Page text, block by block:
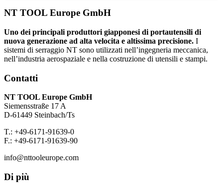
NT TOOL Europe GmbH
Uno dei principali produttori giapponesi di portautensili di
nuova generazione ad alta velocita e altissima precisione. I
sistemi di serraggio NT sono utilizzati nell’ingegneria meccanica,
nell’industria aerospaziale e nella costruzione di utensili e stampi.
Contatti
NT TOOL Europe GmbH
Siemensstraße 17 A
D-61449 Steinbach/Ts
T.: +49-6171-91639-0
F.: +49-6171-91639-90
info@nttooleurope.com
Di più